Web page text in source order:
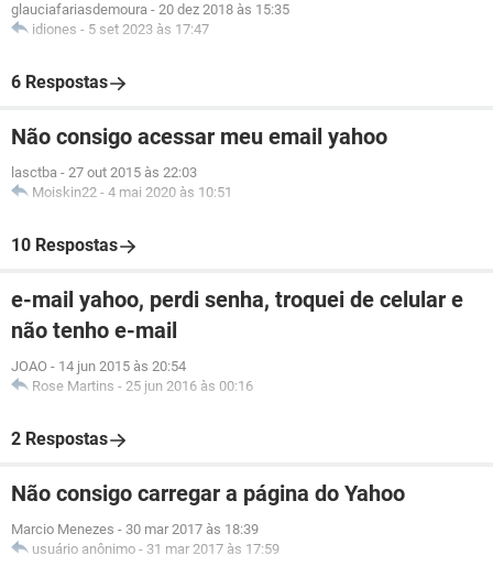
glauciafariasdemoura - 20 dez 2018 às 15:35
idiones - 5 set 2023 às 17:47
6 Respostas
Não consigo acessar meu email yahoo
lasctba - 27 out 2015 às 22:03
Moiskin22 - 4 mai 2020 às 10:51
10 Respostas
e-mail yahoo, perdi senha, troquei de celular e
não tenho e-mail
JOAO - 14 jun 2015 às 20:54
Rose Martins - 25 jun 2016 às 00:16
2 Respostas
Não consigo carregar a página do Yahoo
Marcio Menezes - 30 mar 2017 às 18:39
usuário anônimo - 31 mar 2017 às 17:59